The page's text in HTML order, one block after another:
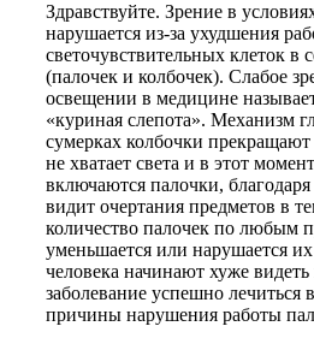
Здравствуйте. Зрение в
нарушается из-за ухудшения
светочувствительных клеток в
(палочек и колбочек). Слабое
освещении в медицине
«куриная слепота». Механизм
сумерках колбочки прекращают
не хватает света и в этот
включаются палочки,
видит очертания предметов в
количество палочек по любым
уменьшается или нарушается их
человека начинают хуже
заболевание успешно лечиться
причины нарушения работы